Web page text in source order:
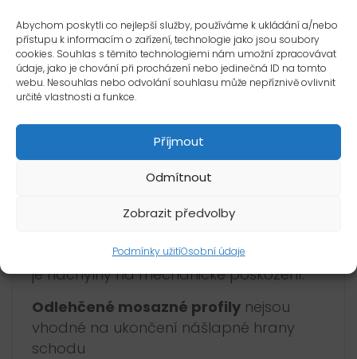
Abychom poskytli co nejlepší služby, používáme k ukládání a/nebo
přístupu k informacím o zařízení, technologie jako jsou soubory
cookies. Souhlas s těmito technologiemi nám umožní zpracovávat
údaje, jako je chování při procházení nebo jedinečná ID na tomto
webu. Nesouhlas nebo odvolání souhlasu může nepříznivě ovlivnit
určité vlastnosti a funkce.
Příjmout
Odmítnout
Zobrazit předvolby
Podmínky užitíOsobní údaje
tmavnout a získají tzv. patinu. Jsou citlivé
na prostředky jako jsou malta, cement,
vápno, které působí alkalicky, a proto je
nutná zvýšená opatrnost při jejich
odstranit mechanicky (brusná vlna,
leštící pasta).
jen jako dekorační profily do suchých
a vlhkých prostor (např. koupelna). Profil
je náchylný na mechanické poškození.
Odlehčené mosazné profilynejsou
vhodné na ukončení nášlapné hrany
schodu